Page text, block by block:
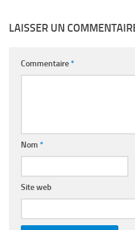
LAISSER UN
Commentaire*
Nom *
Site web